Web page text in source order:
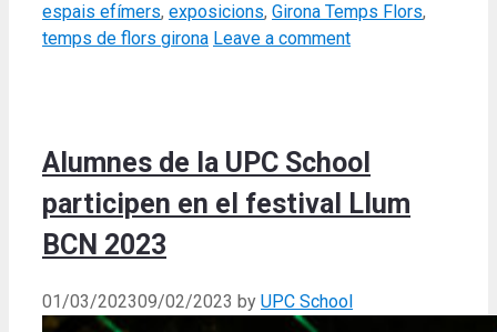
espais efímers, exposicions, Girona Temps Flors,
temps de flors girona Leave a comment
Alumnes de la UPC School
participen en el festival Llum
BCN 2023
01/03/202309/02/2023 by UPC School